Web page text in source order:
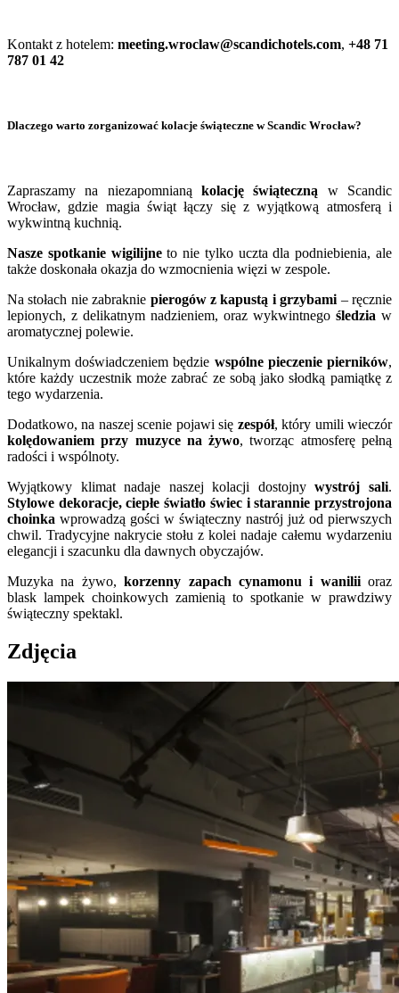
Kontakt z hotelem: meeting.wroclaw@scandichotels.com, +48 71
787 01 42
Dlaczego warto zorganizować kolacje świąteczne w Scandic Wrocław?
Zapraszamy na niezapomnianą kolację świąteczną w Scandic
Wrocław, gdzie magia świąt łączy się z wyjątkową atmosferą i
wykwintną kuchnią.
Nasze spotkanie wigilijneto nie tylko uczta dla podniebienia, ale
także doskonała okazja do wzmocnienia więzi w zespole.
Na stołach nie zabraknie pierogów z kapustą i grzybami – ręcznie
lepionych, z delikatnym nadzieniem, oraz wykwintnego śledzia w
aromatycznej polewie.
Unikalnym doświadczeniem będzie wspólne pieczenie pierników,
które każdy uczestnik może zabrać ze sobą jako słodką pamiątkę z
tego wydarzenia.
Dodatkowo, na naszej scenie pojawi się zespół, który umili wieczór
kolędowaniem przy muzyce na żywo, tworząc atmosferę pełną
radości i wspólnoty.
Wyjątkowy klimat nadaje naszej kolacji dostojnywystrój sali.
Stylowe dekoracje, ciepłe światło świec i starannie przystrojona
choinka wprowadzą gości w świąteczny nastrój już od pierwszych
chwil. Tradycyjne nakrycie stołu z kolei nadaje całemu wydarzeniu
elegancji i szacunku dla dawnych obyczajów.
Muzyka na żywo, korzenny zapach cynamonu i wanilii oraz
blask lampek choinkowych zamienią to spotkanie w prawdziwy
świąteczny spektakl.
Zdjęcia